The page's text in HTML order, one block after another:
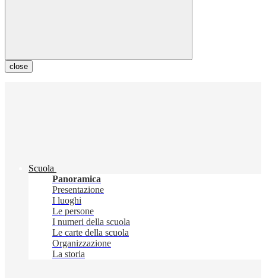
close
Scuola
Panoramica
Presentazione
I luoghi
Le persone
I numeri della scuola
Le carte della scuola
Organizzazione
La storia